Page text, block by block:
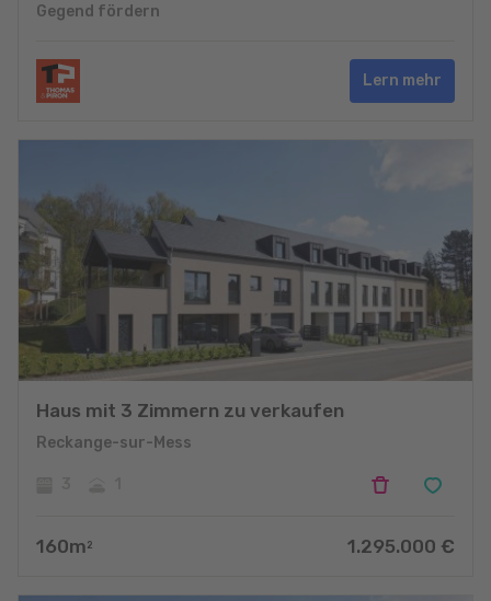
Gegend fördern
Lern mehr
Haus mit 3 Zimmern zu verkaufen
Reckange-sur-Mess
160m 2 1.295.000 €